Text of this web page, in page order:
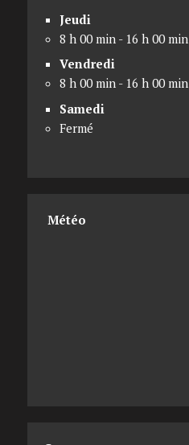
Jeudi
8 h 00 min - 16 h 00 min
Vendredi
8 h 00 min - 16 h 00 min
Samedi
Fermé
Météo